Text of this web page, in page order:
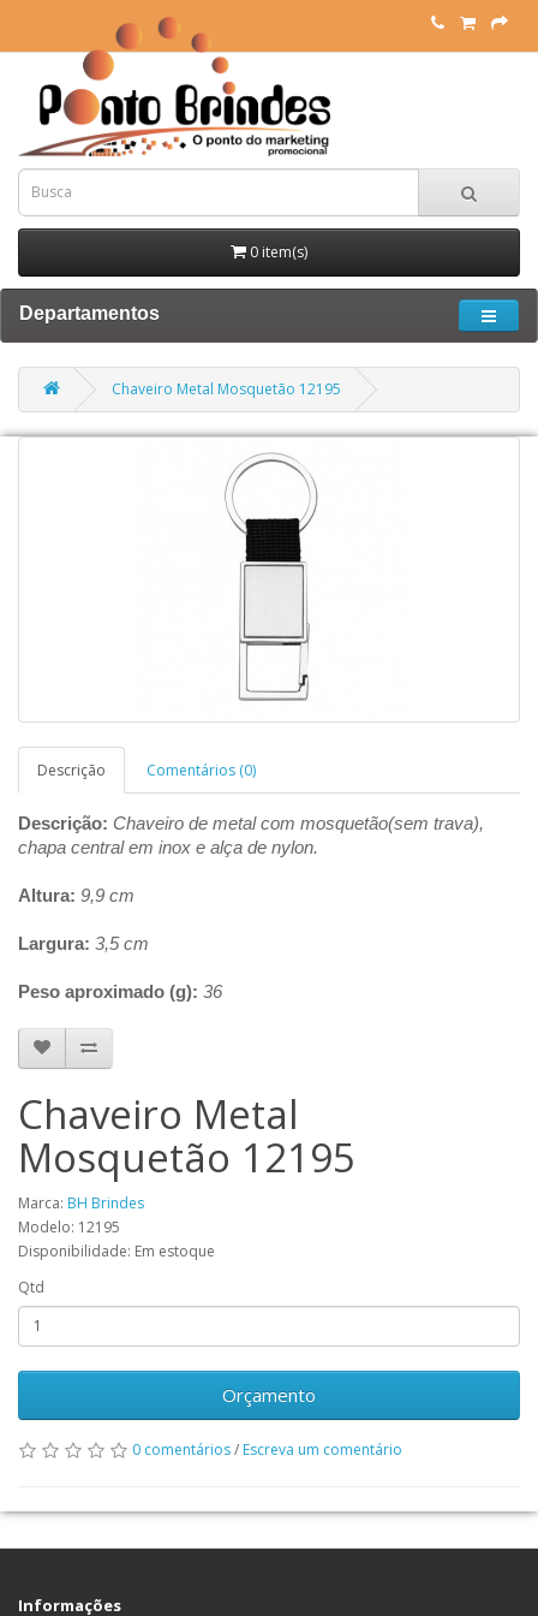
0 item(s)
Departamentos
Chaveiro Metal Mosquetão 12195
Descrição Comentários (0)
Descrição: Chaveiro de metal com mosquetão(sem trava),
chapa central em inox e alça de nylon.
Altura: 9,9 cm
Largura: 3,5 cm
Peso aproximado (g): 36
Chaveiro Metal
Mosquetão 12195
Marca: BH Brindes
Modelo: 12195
Disponibilidade: Em estoque
Qtd
Orçamento
0 comentários/ Escreva um comentário
Informações